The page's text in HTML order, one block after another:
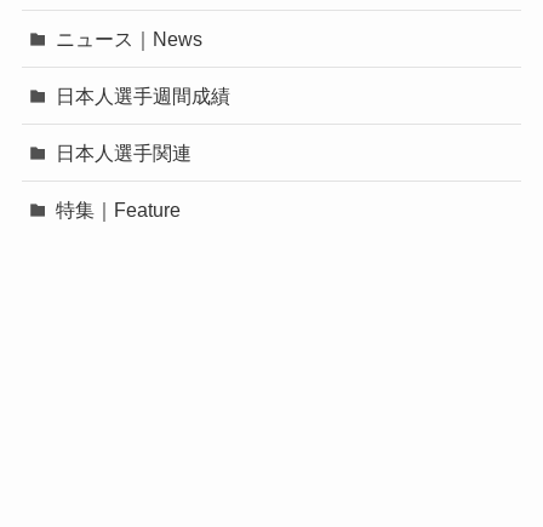
ニュース｜News
日本人選手週間成績
日本人選手関連
特集｜Feature